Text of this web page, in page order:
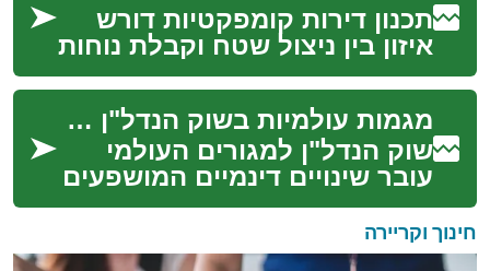
תכנון דירות קומפקטיות דורש
איזון בין ניצול שטח וקבלת נוחות
לבין הפחתת צריכת אנרגיה
והשפעה סביבתית מינימלית.
מאמר זה מ...
מגמות עולמיות בשוק הנדל"ן למגורים
שוק הנדל"ן למגורים העולמי
עובר שינויים דינמיים המושפעים
ממגוון גורמים כלכליים,
חברתיים וטכנולוגיים. הבנת
מגמות אלו חי...
חינוך וקריירה